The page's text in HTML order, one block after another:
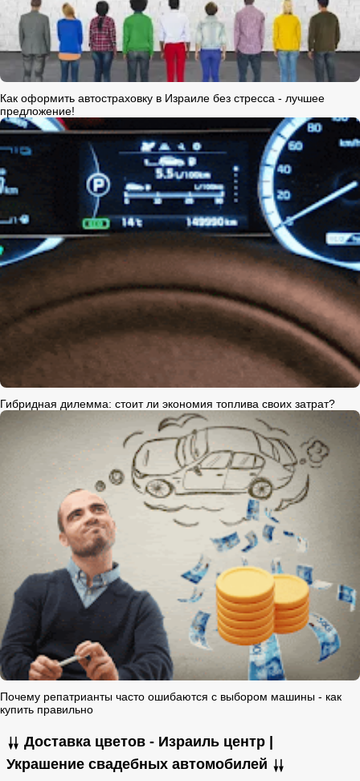
Как оформить автостраховку в Израиле без стресса - лучшее
предложение!
Гибридная дилемма: стоит ли экономия топлива своих затрат?
Почему репатрианты часто ошибаются с выбором машины - как
купить правильно
⇊ Доставка цветов - Израиль центр |
Украшение свадебных автомобилей ⇊